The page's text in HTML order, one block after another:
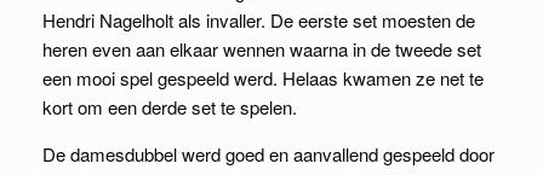
Hendri Nagelholt als invaller. De eerste set moesten de
heren even aan elkaar wennen waarna in de tweede set
een mooi spel gespeeld werd. Helaas kwamen ze net te
kort om een derde set te spelen.
De damesdubbel werd goed en aanvallend gespeeld door